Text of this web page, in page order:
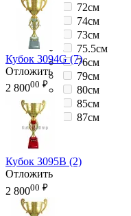
72см
74см
73см
75.5см
76см
79см
80см
85см
87см
Кубок 3094G (7)
Отложить
2 80000 ₽
Кубок 3095B (2)
Отложить
2 80000 ₽